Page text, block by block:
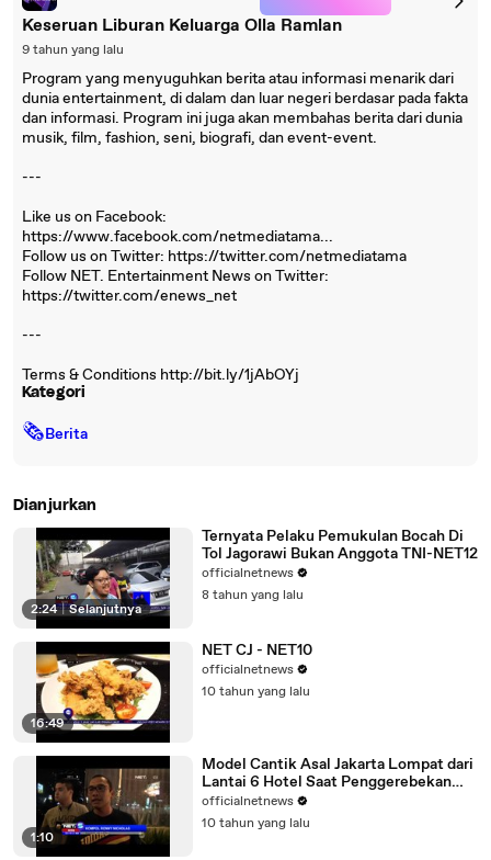
Keseruan Liburan Keluarga Olla Ramlan
9 tahun yang lalu
Program yang menyuguhkan berita atau informasi menarik dari
dunia entertainment, di dalam dan luar negeri berdasar pada fakta
dan informasi. Program ini juga akan membahas berita dari dunia
musik, film, fashion, seni, biografi, dan event-event.
---
Like us on Facebook:
https://www.facebook.com/netmediatama...
Follow us on Twitter: https://twitter.com/netmediatama
Follow NET. Entertainment News on Twitter:
https://twitter.com/enews_net
---
Terms & Conditions http://bit.ly/1jAbOYj
Kategori
🗞Berita
Dianjurkan
2:24 | Selanjutnya
Ternyata Pelaku Pemukulan Bocah Di
Tol Jagorawi Bukan Anggota TNI-NET12
officialnetnews
8 tahun yang lalu
16:49
NET CJ - NET10
officialnetnews
10 tahun yang lalu
1:10
Model Cantik Asal Jakarta Lompat dari
Lantai 6 Hotel Saat Penggerebekan
Narkoba - NET5
officialnetnews
10 tahun yang lalu